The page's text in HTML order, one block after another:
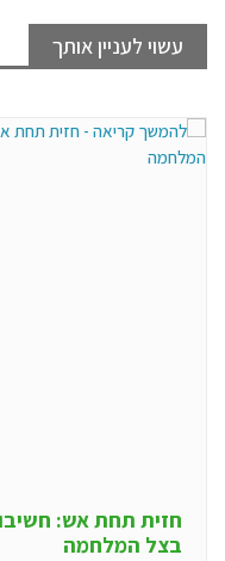
עשוי לעניין אותך
חזית תחת אש:
בצל המלחמה